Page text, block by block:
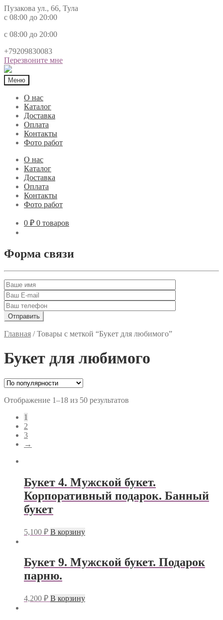
Пузакова ул., 66, Тула
с 08:00 до 20:00
с 08:00 до 20:00
+79209830083
Перезвоните мне
Меню
О нас
Каталог
Доставка
Оплата
Контакты
Фото работ
О нас
Каталог
Доставка
Оплата
Контакты
Фото работ
0 ₽ 0 товаров
Форма связи
Главная /Товары с меткой “Букет для любимого”
Букет для любимого
Отображение 1–18 из 50 результатов
1
2
3
→
Букет 4. Мужской букет.
Корпоративный подарок. Банный
букет
5,100 ₽ В корзину
Букет 9. Мужской букет. Подарок
парню.
4,200 ₽ В корзину